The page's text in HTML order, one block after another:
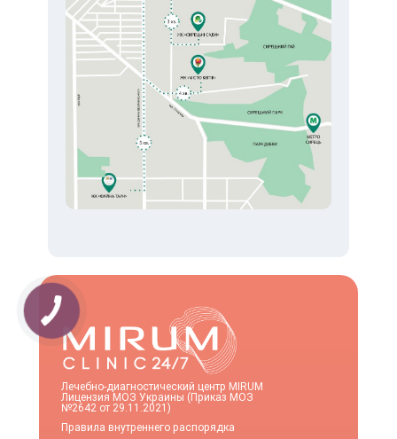
Лечебно-диагностический центр MIRUM
Лицензия МОЗ Украины (Приказ МОЗ
№2642 от 29.11.2021)
Правила внутреннего распорядка